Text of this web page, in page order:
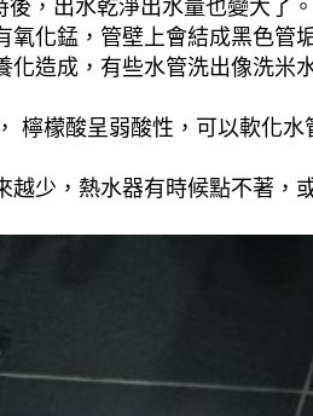
，出水乾淨出水量也變大了。
化錳，管壁上會結成黑色管
造成，有些水管洗出像洗米
檸檬酸呈弱酸性，可以軟化
少，熱水器有時候點不著，